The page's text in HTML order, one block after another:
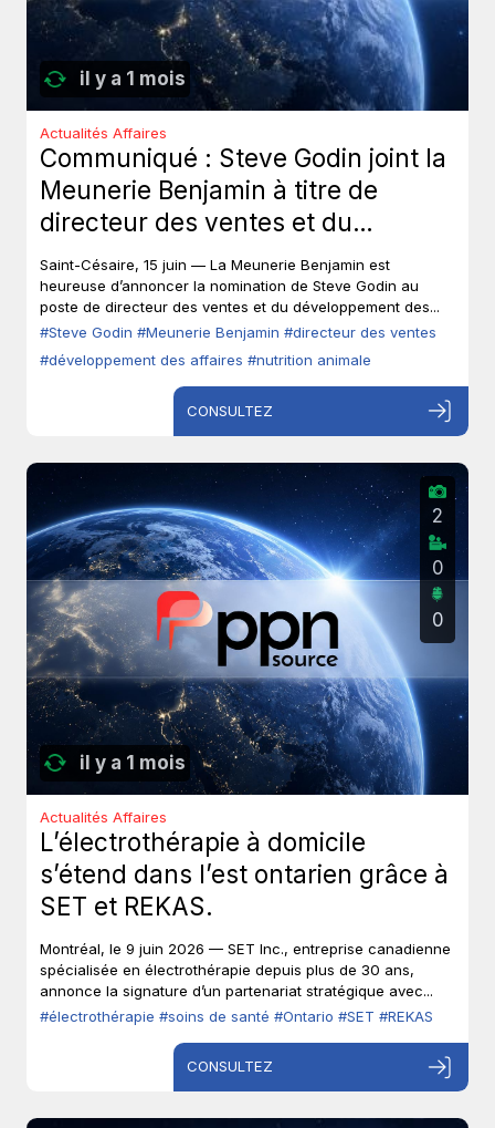
il y a 1 mois
Actualités Affaires
Communiqué : Steve Godin joint la
Meunerie Benjamin à titre de
directeur des ventes et du
développement des affaires.
Saint-Césaire, 15 juin — La Meunerie Benjamin est
heureuse d’annoncer la nomination de Steve Godin au
poste de directeur des ventes et du développement des...
#Steve Godin #Meunerie Benjamin #directeur des ventes
#développement des affaires #nutrition animale
CONSULTEZ
il y a 1 mois
2
0
0
Actualités Affaires
L’électrothérapie à domicile
s’étend dans l’est ontarien grâce à
SET et REKAS.
Montréal, le 9 juin 2026 — SET Inc., entreprise canadienne
spécialisée en électrothérapie depuis plus de 30 ans,
annonce la signature d’un partenariat stratégique avec...
#électrothérapie #soins de santé #Ontario #SET #REKAS
CONSULTEZ